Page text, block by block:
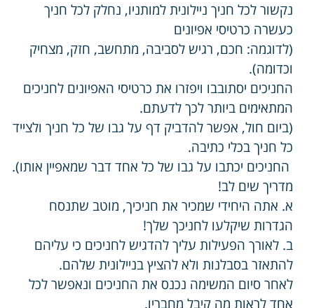
נקשור לכל חניך ניילונית למותניו, נחלק לכל חניך
כעשרה כרטיסי אפיונים
(לדוגמה: חכם, רגיש לסביבה, מתחשב, חזק, מצחיק
וכדומה).
החניכים יסתובבו ויפזרו את כרטיסי האפיונים לחניכים
המתאימים ביותר לכך לדעתם.
(ביום חול, אפשר להדביק דף על גבו של כל חניך ולצייד
כל חניך בכלי כתיבה.
החניכים יכתבו על גבו של כל אחד דבר שמאפיין אותו).
מדריך שים לב!
א. אתה היחידי שמכיר את חניכיך, מוטב שתנסח
הגדרות שיקלעו לחניכך שלך!
ב. לאורך הפעילות עליך להדגיש לחניכים כי עליהם
להתאזר בסבלנות ולא להציץ בניילונית שלהם.
לאחר סיום המשימה נכנס את החניכים ונאפשר לכל
אחד לראות מה קיבל מחבריו.